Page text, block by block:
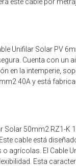
Unifilar Solar PV
Cuenta con un
en la intemperie,
40A y está
Solar 50mm2 RZ1-K
cable está
agrícolas. El Cable
Esta